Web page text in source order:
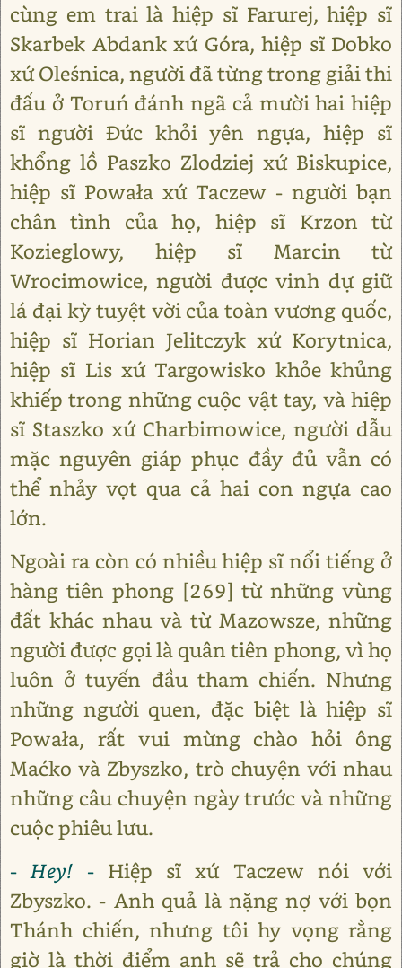
cùng em trai là hiệp sĩ Farurej, hiệp sĩ
Skarbek Abdank xứ Góra, hiệp sĩ Dobko
xứ Oleśnica, người đã từng trong giải thi
đấu ở Toruń đánh ngã cả mười hai hiệp
sĩ người Đức khỏi yên ngựa, hiệp sĩ
khổng lồ Paszko Zlodziej xứ Biskupice,
hiệp sĩ Powała xứ Taczew - người bạn
chân tình của họ, hiệp sĩ Krzon từ
Kozieglowy, hiệp sĩ Marcin từ
Wrocimowice, người được vinh dự giữ
lá đại kỳ tuyệt vời của toàn vương quốc,
hiệp sĩ Horian Jelitczyk xứ Korytnica,
hiệp sĩ Lis xứ Targowisko khỏe khủng
khiếp trong những cuộc vật tay, và hiệp
sĩ Staszko xứ Charbimowice, người dẫu
mặc nguyên giáp phục đầy đủ vẫn có
thể nhảy vọt qua cả hai con ngựa cao
lớn.
Ngoài ra còn có nhiều hiệp sĩ nổi tiếng ở
hàng tiên phong [269] từ những vùng
đất khác nhau và từ Mazowsze, những
người được gọi là quân tiên phong, vì họ
luôn ở tuyến đầu tham chiến. Nhưng
những người quen, đặc biệt là hiệp sĩ
Powała, rất vui mừng chào hỏi ông
Maćko và Zbyszko, trò chuyện với nhau
những câu chuyện ngày trước và những
cuộc phiêu lưu.
- Hey! - Hiệp sĩ xứ Taczew nói với
Zbyszko. - Anh quả là nặng nợ với bọn
Thánh chiến, nhưng tôi hy vọng rằng
giờ là thời điểm anh sẽ trả cho chúng